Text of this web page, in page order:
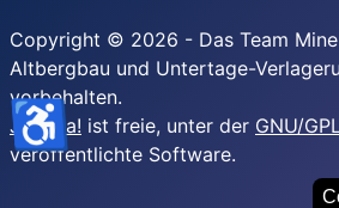
Copyright © 2026 - Das Team
Altbergbau und Untertage-
vorbehalten.
Joomla! ist freie, unter der GNU/
veröffentlichte Software.